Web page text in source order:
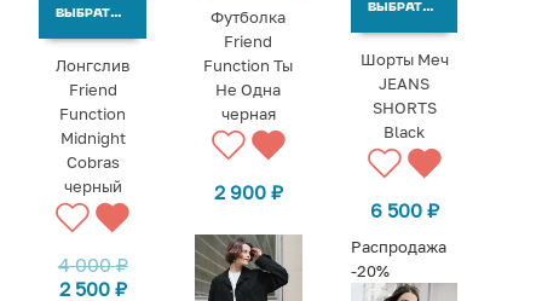
ВЫБРАТЬ ВАРИАНТЫ
Лонгслив
Friend
Function
Midnight
Cobras
черный
4 000₽
2 500 ₽
Футболка
Friend
Function Ты
Не Одна
черная
2 900 ₽
ВЫБРАТЬ ВАРИАНТЫ
Шорты Меч
JEANS
SHORTS
Black
6 500 ₽
Распродажа
-20%